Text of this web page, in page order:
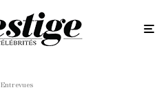
Entrevues